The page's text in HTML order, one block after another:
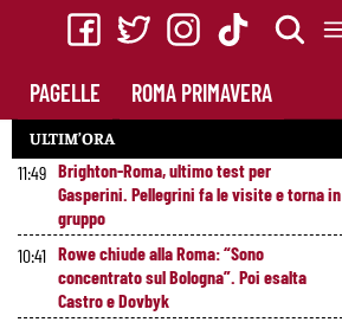
PAGELLE ROMA PRIMAVERA
ULTIM’ORA
11:49 Brighton-Roma, ultimo test per
Gasperini. Pellegrini fa le visite e torna in
gruppo
10:41 Rowe chiude alla Roma: “Sono
concentrato sul Bologna”. Poi esalta
Castro e Dovbyk